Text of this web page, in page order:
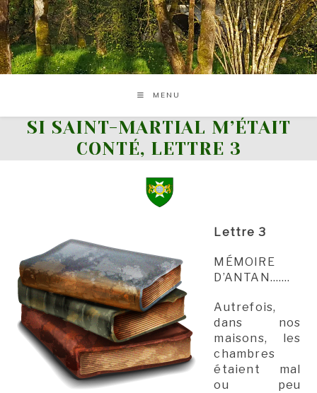
Skip
to
content
MENU
SI SAINT-MARTIAL M’ÉTAIT
CONTÉ, LETTRE 3
Lettre 3
MÉMOIRE
D’ANTAN…….
Autrefois,
dans nos
maisons, les
chambres
étaient mal
ou peu